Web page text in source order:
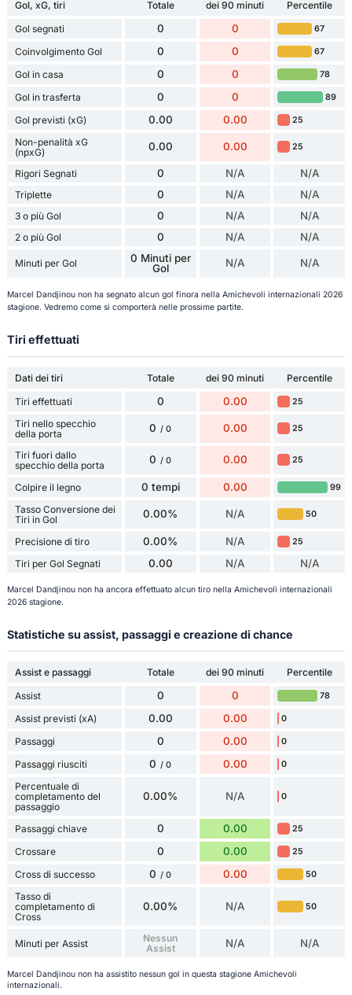
Gol, xG, tiri Totale dei 90 minuti
Percentile
Gol segnati
0 0 67
Coinvolgimento Gol 0 0 67
Gol in casa 0 0 78
Gol in trasferta 0 0 89
Gol previsti (xG) 0.00 0.00 25
Non-penalità xG
(npxG)
0.00 0.00 25
Rigori Segnati 0 N/A N/A
Triplette 0 N/A N/A
3 o più Gol 0 N/A N/A
2 o più Gol 0 N/A N/A
Minuti per Gol
0 Minuti per
Gol
N/A N/A
Marcel Dandjinou non ha segnato alcun gol finora nella Amichevoli internazionali 2026
stagione. Vedremo come si comporterà nelle prossime partite.
Tiri effettuati
Dati dei tiri Totale dei 90 minuti
Percentile
Tiri effettuati
0 0.00 25
Tiri nello specchio
della porta
0 / 0 0.00 25
Tiri fuori dallo
specchio della porta
0 / 0 0.00 25
Colpire il legno 0 tempi 0.00 99
Tasso Conversione dei
Tiri in Gol
0.00% N/A 50
Precisione di tiro 0.00% N/A 25
Tiri per Gol Segnati 0.00 N/A N/A
Marcel Dandjinou non ha ancora effettuato alcun tiro nella Amichevoli internazionali
2026 stagione.
Statistiche su assist, passaggi e creazione di chance
Assist e passaggi Totale dei 90 minuti
Percentile
Assist
0 0 78
Assist previsti (xA) 0.00 0.00 0
Passaggi 0 0.00 0
Passaggi riusciti 0 / 0 0.00 0
Percentuale di
completamento del
passaggio
0.00% N/A 0
Passaggi chiave 0 0.00 25
Crossare 0 0.00 25
Cross di successo 0 / 0 0.00 50
Tasso di
completamento di
Cross
0.00% N/A 50
Minuti per Assist
Nessun
Assist
N/A N/A
Marcel Dandjinou non ha assistito nessun gol in questa stagione Amichevoli
internazionali.